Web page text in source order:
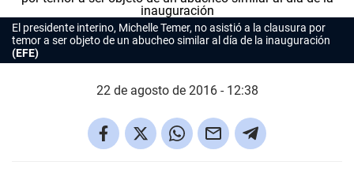
El presidente interino, Michelle Temer, no asistió a la clausura por
temor a ser objeto de un abucheo similar al día de la inauguración
(EFE)
22 de agosto de 2016 - 12:38